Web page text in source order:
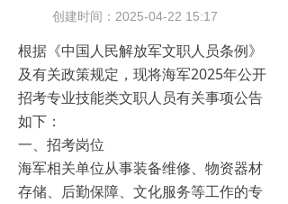
成公合作
联系我们
招考动态
在线报名
根据《中国人民解放军文职人员条例》
及有关政策规定，现将海军2025年公开
招考专业技能类文职人员有关事项公告
如下：
一、招考岗位
海军相关单位从事装备维修、物资器材
存储、后勤保障、文化服务等工作的专
创建时间： 2025-04-22 15:17